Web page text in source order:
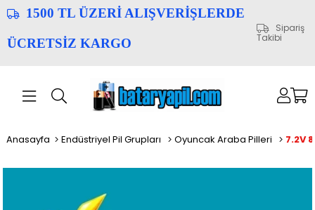
1500 TL ÜZERİ ALIŞVERİŞLERDE
ÜCRETSİZ KARGO
Sipariş
Takibi
Anasayfa Endüstriyel Pil Grupları Oyuncak Araba Pilleri